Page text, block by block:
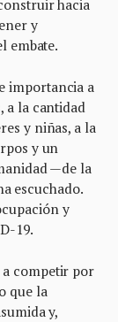
hacia
y
embate.
importancia a
a la cantidad
y niñas, a la
y un
—de la
escuchado.
y
19.
a competir por
que la
y,